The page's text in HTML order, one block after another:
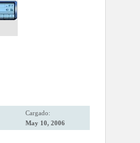
Cargado:
May 10, 2006